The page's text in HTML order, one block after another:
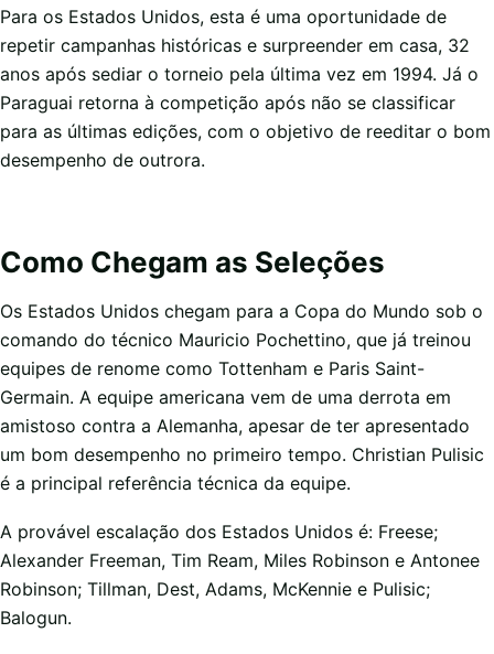
Para os Estados Unidos, esta é uma oportunidade de
repetir campanhas históricas e surpreender em casa, 32
anos após sediar o torneio pela última vez em 1994. Já o
Paraguai retorna à competição após não se classificar
para as últimas edições, com o objetivo de reeditar o bom
desempenho de outrora.
Como Chegam as Seleções
Os Estados Unidos chegam para a Copa do Mundo sob o
comando do técnico Mauricio Pochettino, que já treinou
equipes de renome como Tottenham e Paris Saint-
Germain. A equipe americana vem de uma derrota em
amistoso contra a Alemanha, apesar de ter apresentado
um bom desempenho no primeiro tempo. Christian Pulisic
é a principal referência técnica da equipe.
A provável escalação dos Estados Unidos é: Freese;
Alexander Freeman, Tim Ream, Miles Robinson e Antonee
Robinson; Tillman, Dest, Adams, McKennie e Pulisic;
Balogun.